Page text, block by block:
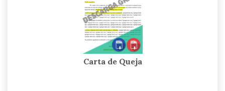
Carta de Queja